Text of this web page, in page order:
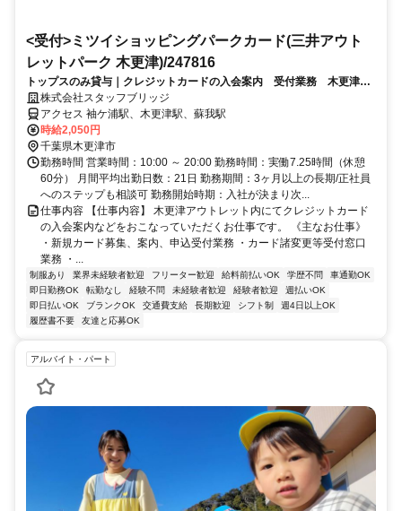
<受付>ミツイショッピングパークカード(三井アウト
レットパーク 木更津)/247816
トップスのみ貸与｜クレジットカードの入会案内 受付業務 木更津ア
ウトレット（週4日～可・未経験OK）
株式会社スタッフブリッジ
アクセス 袖ケ浦駅、木更津駅、蘇我駅
時給2,050円
千葉県木更津市
勤務時間 営業時間：10:00 ～ 20:00 勤務時間：実働7.25時間（休憩
60分） 月間平均出勤日数：21日 勤務期間：3ヶ月以上の長期/正社員
へのステップも相談可 勤務開始時期：入社が決まり次...
仕事内容 【仕事内容】 木更津アウトレット内にてクレジットカード
の入会案内などをおこなっていただくお仕事です。 《主なお仕事》
・新規カード募集、案内、申込受付業務 ・カード諸変更等受付窓口
業務 ・...
制服あり 業界未経験者歓迎 フリーター歓迎 給料前払いOK 学歴不問
車通勤OK
即日勤務OK
転勤なし 経験不問 未経験者歓迎 経験者歓迎
週払いOK
即日払いOK
ブランクOK 交通費支給 長期歓迎 シフト制
週4日以上OK
履歴書不要
友達と応募OK
アルバイト・パート